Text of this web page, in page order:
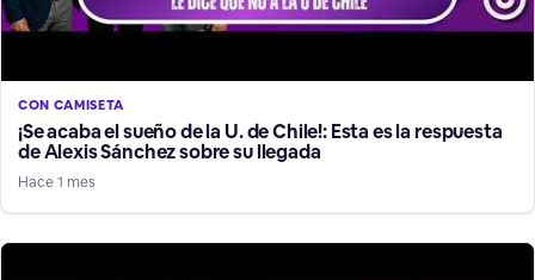
CON CAMISETA
¡Se acaba el sueño de la U. de Chile!: Esta es la respuesta
de Alexis Sánchez sobre su llegada
Hace 1 mes